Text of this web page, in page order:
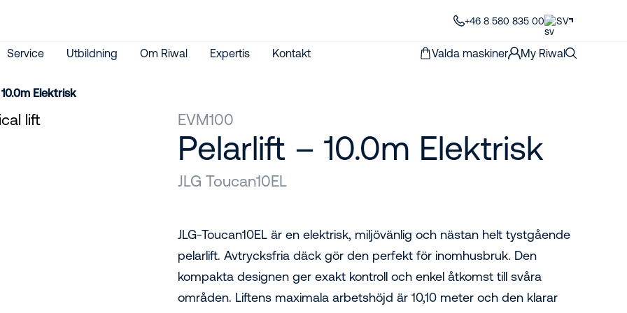
+46 8 580 835 00 SV
Service Utbildning Om Riwal Expertis Kontakt Valda maskiner My Riwal
Elektrisk
EVM100
Pelarlift – 10.0m Elektrisk
JLG Toucan10EL
JLG-Toucan10EL är en elektrisk, miljövänlig och nästan helt tystgående
pelarlift. Avtrycksfria däck gör den perfekt för inomhusbruk. Den
kompakta designen ger exakt kontroll och enkel åtkomst till svåra
områden. Liftens maximala arbetshöjd är 10,10 meter och den klarar